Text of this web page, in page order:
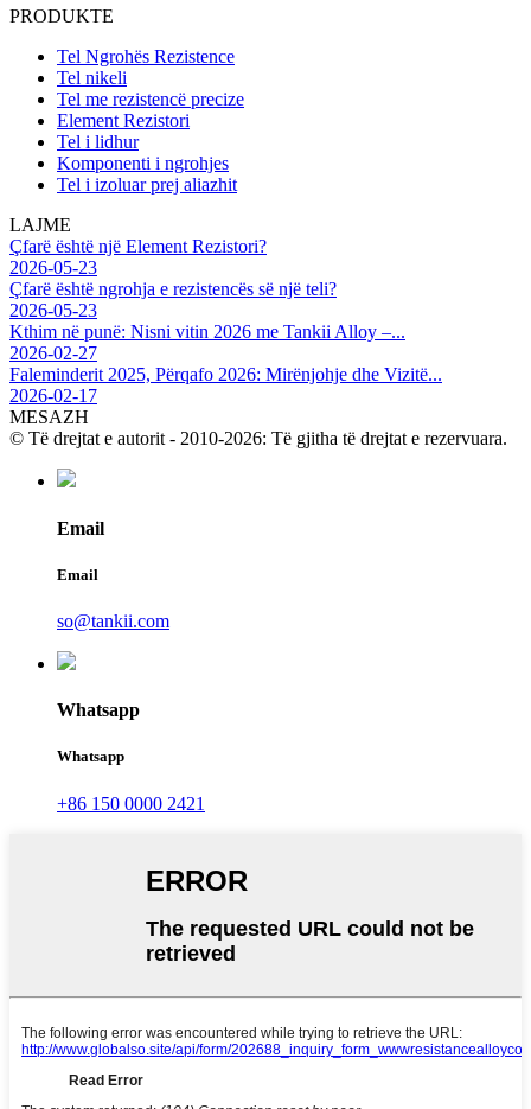
PRODUKTE
Tel Ngrohës Rezistence
Tel nikeli
Tel me rezistencë precize
Element Rezistori
Tel i lidhur
Komponenti i ngrohjes
Tel i izoluar prej aliazhit
LAJME
Çfarë është një Element Rezistori?
2026-05-23
Çfarë është ngrohja e rezistencës së një teli?
2026-05-23
Kthim në punë: Nisni vitin 2026 me Tankii Alloy –...
2026-02-27
Faleminderit 2025, Përqafo 2026: Mirënjohje dhe Vizitë...
2026-02-17
MESAZH
© Të drejtat e autorit - 2010-2026: Të gjitha të drejtat e rezervuara.
Email
Email
so@tankii.com
Whatsapp
Whatsapp
+86 150 0000 2421